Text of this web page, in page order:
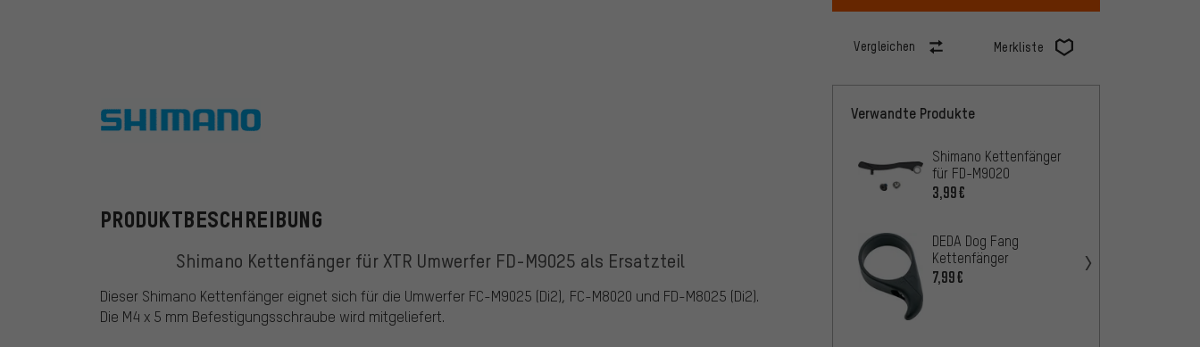
Vergleichen Merkliste
Shimano
PRODUKTBESCHREIBUNG
Shimano Kettenfänger für XTR Umwerfer FD-M9025 als Ersatzteil
Dieser Shimano Kettenfänger eignet sich für die Umwerfer FC-M9025 (Di2), FC-M8020 und FD-M8025 (Di2).
Die M4 x 5 mm Befestigungsschraube wird mitgeliefert.
Verwandte Produkte
Shimano Kettenfänger
für FD-M9020
3,99€
DEDA Dog Fang
Kettenfänger
7,99€